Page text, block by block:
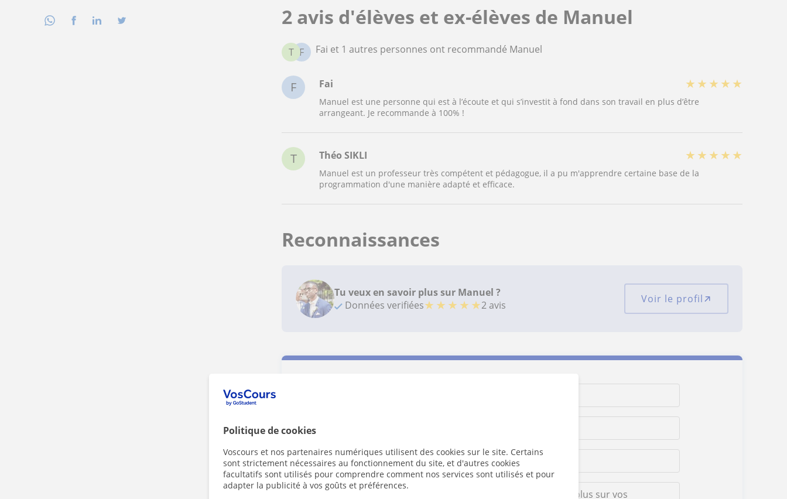
Politique de cookies
Voscours et nos partenaires numériques utilisent des cookies sur le site. Certains
sont strictement nécessaires au fonctionnement du site, et d'autres cookies
facultatifs sont utilisés pour comprendre comment nos services sont utilisés et pour
adapter la publicité à vos goûts et préférences.
2 avis d'élèves et ex-élèves de Manuel
F
T Fai et 1 autres personnes ont recommandé Manuel
F Fai ★ ★ ★ ★ ★
Manuel est une personne qui est à l’écoute et qui s’investit à fond dans son travail en plus d’être
arrangeant. Je recommande à 100% !
T Théo SIKLI ★ ★ ★ ★ ★
Manuel est un professeur très compétent et pédagogue, il a pu m'apprendre certaine base de la
programmation d'une manière adapté et efficace.
Reconnaissances
Tu veux en savoir plus sur Manuel ?
Données verifiées★ ★ ★ ★ ★2 avis Voir le profil